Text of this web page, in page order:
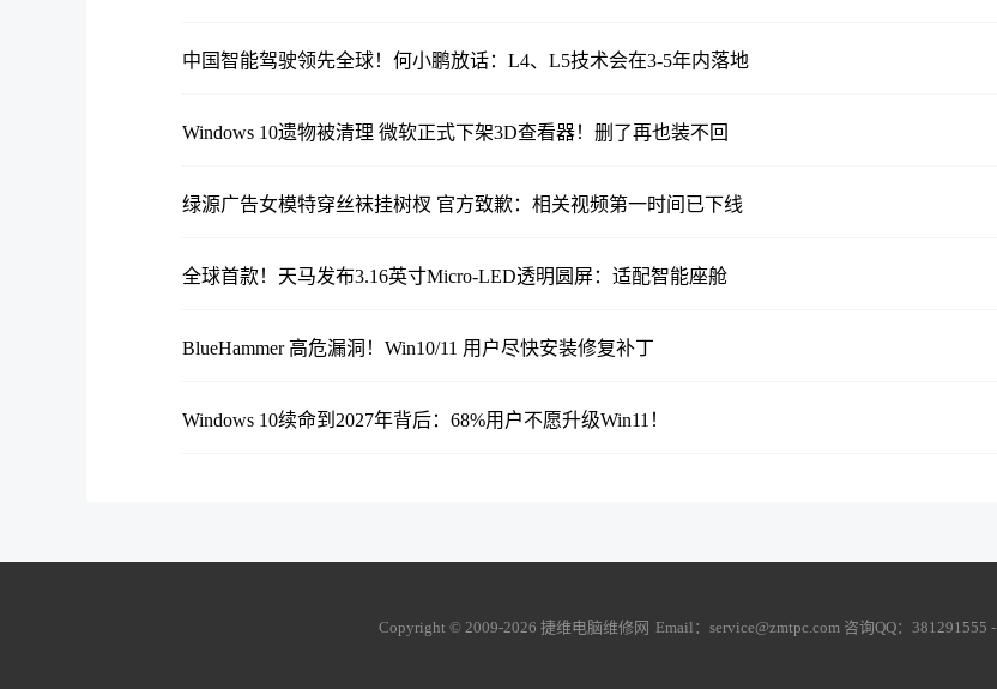
中国智能驾驶领先全球！何小鹏放话：L4、L5技术会在3-5年内落地
Windows 10遗物被清理 微软正式下架3D查看器！删了再也装不回
绿源广告女模特穿丝袜挂树杈 官方致歉：相关视频第一时间已下线
全球首款！天马发布3.16英寸Micro-LED透明圆屏：适配智能座舱
BlueHammer 高危漏洞！Win10/11 用户尽快安装修复补丁
Windows 10续命到2027年背后：68%用户不愿升级Win11！
Copyright © 2009-2026 捷维电脑维修网 Email：service@zmtpc.com 咨询QQ：381291555 -